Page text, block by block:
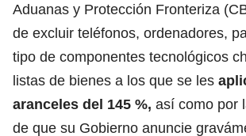
Aduanas y Protección Fronteriza
de excluir teléfonos, ordenadores,
tipo de componentes tecnológicos
listas de bienes a los que se les
aranceles del 145 %, así como por
de que su Gobierno anuncie